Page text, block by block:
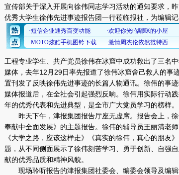
宣传部关于深入开展向徐伟同志学习活动的通知要求，
优秀大学生徐伟先进事迹报告团一行莅临报社，为编辑
工程专业学生、共产党员徐伟在冰窟中成功救出了三名
媒体，去年12月29日率先报道了徐伟冰窟舍己救人的事
置刊发了反映徐伟先进事迹的长篇人物通讯。徐伟的事
媒体报道后，在全社会引起强烈反响。徐伟用实际行动
年的优秀代表和先进典型，是全市广大党员学习的榜样。
昨天下午，津报集团报告厅座无虚席。报告会上，徐
奉献中全面发展》的主题报告。徐伟的辅导员王丽清老
《大学之路，应该这样走》《真实的徐伟，真心的朋友
题，从不同侧面展示了徐伟刻苦学习、勇于创新、自强
献的优秀品质和精神风貌。
现场聆听报告的津报集团社委会、编委会领导及编辑